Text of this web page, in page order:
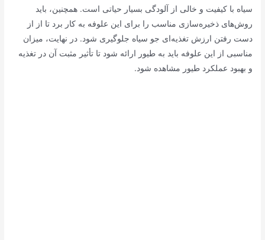
سیاه با کیفیت و خالی از آلودگی بسیار حیاتی است. همچنین، باید
روش‌های ذخیره‌سازی مناسب را برای این علوفه به کار برد تا از از
دست رفتن ارزش تغذیه‌ای جو سیاه جلوگیری شود. در نهایت، میزان
مناسبی از این علوفه باید به طیور ارائه شود تا تأثیر مثبت آن در تغذیه
و بهبود عملکرد طیور مشاهده شود.